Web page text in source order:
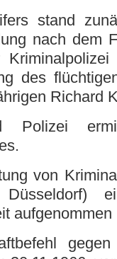
stand
nach dem
des
Richard
Polizei
von
aufgenommen
gegen